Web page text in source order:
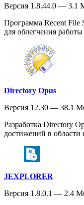
Версия 1.8.44.0 — 3.1
Программа Recent File
для облегчения
Directory Opus
Версия 12.30 — 38.1
Разработка Directory
достижений в
JEXPLORER
Версия 1.8.0.1 — 2.4